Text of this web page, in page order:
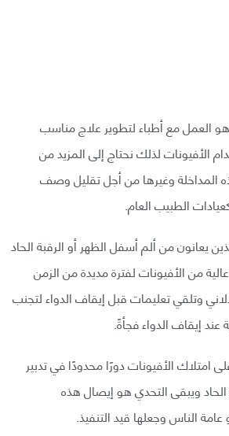
العمل مع أطباء لتطوير علاج مناسب
الأفيونات لذلك نحتاج إلى المزيد من
المداخلة وغيرها من أجل تقليل وصف
الطبيب العام.
يعانون من ألم أسفل الظهر أو الرقبة الحاد
من الأفيونات لفترة مديدة من الزمن
وتلقي تعليمات قبل إيقاف الدواء لتجنب
إيقاف الدواء فجأةً.
امتلاك الأفيونات دورًا محدودًا في تدبير
ويبقى التحدي هو إيصال هذه
الناس وجعلها قيد التنفيذ.